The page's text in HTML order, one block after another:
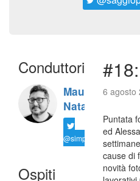
Conduttori
Maurizio
Natali
@simplemal
Ospiti
6 agosto
Puntata
ed
cause di
novità